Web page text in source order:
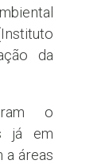
da
o
já em
a áreas